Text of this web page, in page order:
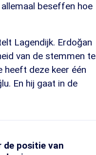
beseffen hoe
Lagendijk. Erdoğan
van de stemmen te
heeft deze keer één
En hij gaat in de
de positie van